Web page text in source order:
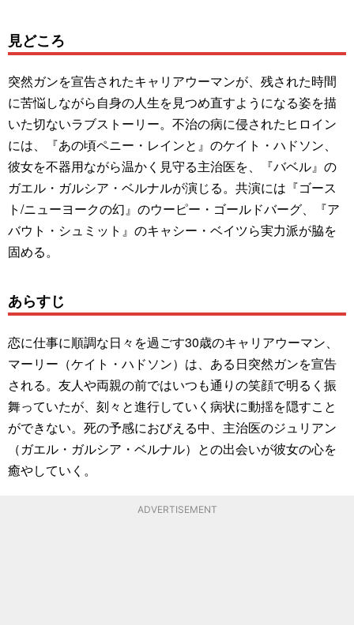
見どころ
突然ガンを宣告されたキャリアウーマンが、残された時間
に苦悩しながら自身の人生を見つめ直すようになる姿を描
いた切ないラブストーリー。不治の病に侵されたヒロイン
には、『あの頃ペニー・レインと』のケイト・ハドソン、
彼女を不器用ながら温かく見守る主治医を、『バベル』の
ガエル・ガルシア・ベルナルが演じる。共演には『ゴース
ト/ニューヨークの幻』のウーピー・ゴールドバーグ、『ア
バウト・シュミット』のキャシー・ベイツら実力派が脇を
固める。
あらすじ
恋に仕事に順調な日々を過ごす30歳のキャリアウーマン、
マーリー（ケイト・ハドソン）は、ある日突然ガンを宣告
される。友人や両親の前ではいつも通りの笑顔で明るく振
舞っていたが、刻々と進行していく病状に動揺を隠すこと
ができない。死の予感におびえる中、主治医のジュリアン
（ガエル・ガルシア・ベルナル）との出会いが彼女の心を
癒やしていく。
ADVERTISEMENT